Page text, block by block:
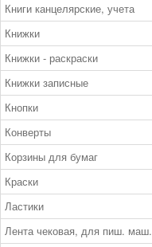
Книги канцелярские, учета
Книжки
Книжки - раскраски
Книжки записные
Кнопки
Конверты
Корзины для бумаг
Краски
Ластики
Лента чековая, для пиш. маш.